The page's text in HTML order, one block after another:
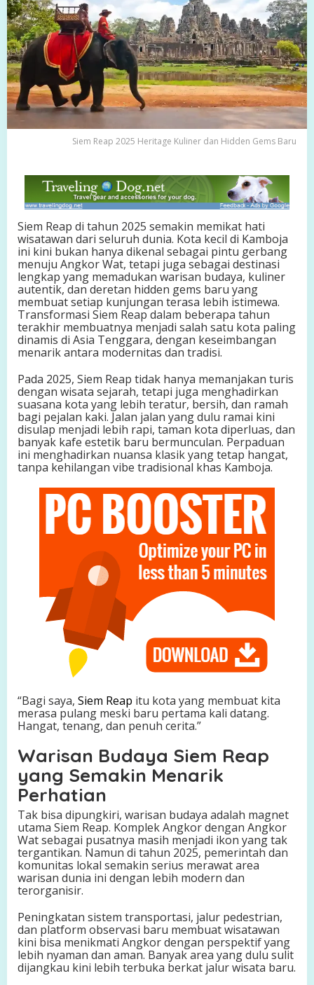
r
i
t
a
g
e
K
u
l
n
e
d
a
n
H
i
d
d
e
n
G
e
m
s
B
a
u
Siem Reap 2025 Heritage Kuliner dan Hidden Gems Baru
Siem Reap di tahun 2025 semakin memikat hati
wisatawan dari seluruh dunia. Kota kecil di Kamboja
ini kini bukan hanya dikenal sebagai pintu gerbang
menuju Angkor Wat, tetapi juga sebagai destinasi
lengkap yang memadukan warisan budaya, kuliner
autentik, dan deretan hidden gems baru yang
membuat setiap kunjungan terasa lebih istimewa.
Transformasi Siem Reap dalam beberapa tahun
terakhir membuatnya menjadi salah satu kota paling
dinamis di Asia Tenggara, dengan keseimbangan
menarik antara modernitas dan tradisi.
Pada 2025, Siem Reap tidak hanya memanjakan turis
dengan wisata sejarah, tetapi juga menghadirkan
suasana kota yang lebih teratur, bersih, dan ramah
bagi pejalan kaki. Jalan jalan yang dulu ramai kini
disulap menjadi lebih rapi, taman kota diperluas, dan
banyak kafe estetik baru bermunculan. Perpaduan
ini menghadirkan nuansa klasik yang tetap hangat,
tanpa kehilangan vibe tradisional khas Kamboja.
“Bagi saya, Siem Reap itu kota yang membuat kita
merasa pulang meski baru pertama kali datang.
Hangat, tenang, dan penuh cerita.”
Warisan Budaya Siem Reap
yang Semakin Menarik
Perhatian
Tak bisa dipungkiri, warisan budaya adalah magnet
utama Siem Reap. Komplek Angkor dengan Angkor
Wat sebagai pusatnya masih menjadi ikon yang tak
tergantikan. Namun di tahun 2025, pemerintah dan
komunitas lokal semakin serius merawat area
warisan dunia ini dengan lebih modern dan
terorganisir.
Peningkatan sistem transportasi, jalur pedestrian,
dan platform observasi baru membuat wisatawan
kini bisa menikmati Angkor dengan perspektif yang
lebih nyaman dan aman. Banyak area yang dulu sulit
dijangkau kini lebih terbuka berkat jalur wisata baru.